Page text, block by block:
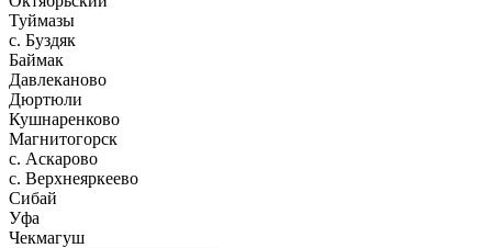
Туймазы
c. Буздяк
Баймак
Давлеканово
Дюртюли
Кушнаренково
Магнитогорск
с. Аскарово
с. Верхнеяркеево
Сибай
Уфа
Чекмагуш